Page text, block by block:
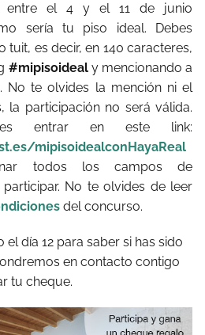
entre el 4 y el 11 de junio
sería tu piso ideal. Debes
tuit, es decir, en 140 caracteres,
#mipisoidealy mencionando a
No te olvides la mención ni el
la participación no será válida.
entrar en este link:
mipisoidealconHayaReal
todos los campos de
No te olvides de leer
del concurso.
el día 12 para saber si has sido
en contacto contigo
tu cheque.